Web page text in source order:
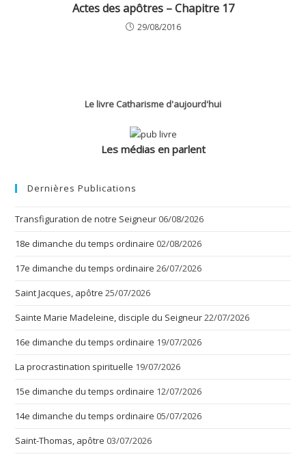
Actes des apôtres – Chapitre 17
29/08/2016
Le livre Catharisme d'aujourd'hui
Les médias en parlent
Dernières Publications
Transfiguration de notre Seigneur 06/08/2026
18e dimanche du temps ordinaire 02/08/2026
17e dimanche du temps ordinaire 26/07/2026
Saint Jacques, apôtre 25/07/2026
Sainte Marie Madeleine, disciple du Seigneur22/07/2026
16e dimanche du temps ordinaire 19/07/2026
La procrastination spirituelle 19/07/2026
15e dimanche du temps ordinaire 12/07/2026
14e dimanche du temps ordinaire 05/07/2026
Saint-Thomas, apôtre 03/07/2026